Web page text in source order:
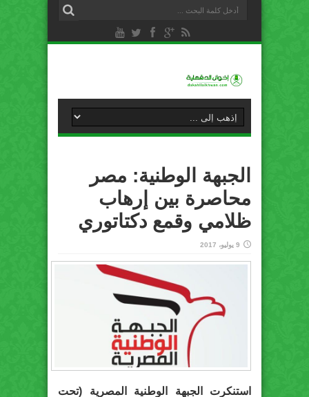
الجبهة الوطنية: مصر
محاصرة بين إرهاب
ظلامي وقمع دكتاتوري
9 يوليو، 2017
استنكرت الجبهة الوطنية المصرية (تحت